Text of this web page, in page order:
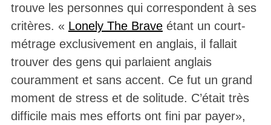
trouve les personnes qui correspondent à ses
critères. « Lonely The Braveétant un court-
métrage exclusivement en anglais, il fallait
trouver des gens qui parlaient anglais
couramment et sans accent. Ce fut un grand
moment de stress et de solitude. C’était très
difficile mais mes efforts ont fini par payer»,